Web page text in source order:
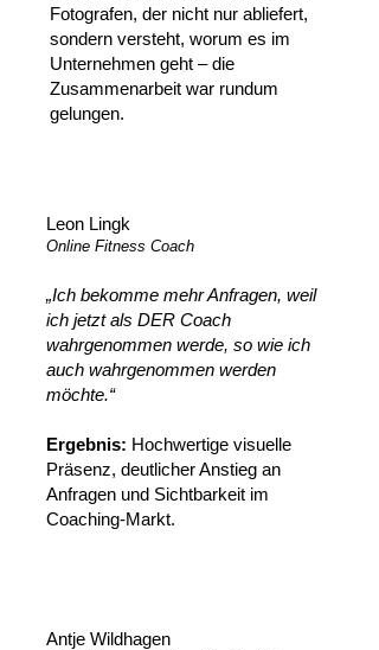
Fotografen, der nicht nur abliefert,
sondern versteht, worum es im
Unternehmen geht – die
Zusammenarbeit war rundum
gelungen.
Leon Lingk
Online Fitness Coach
„Ich bekomme mehr Anfragen, weil
ich jetzt als DER Coach
wahrgenommen werde, so wie ich
auch wahrgenommen werden
möchte.“‍
Ergebnis: Hochwertige visuelle
Präsenz, deutlicher Anstieg an
Anfragen und Sichtbarkeit im
Coaching-Markt.
Antje Wildhagen